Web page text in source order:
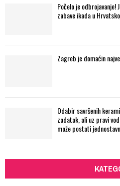
Počelo je
zabave ikada u
Zagreb je domaćin
Odabir savršenih
zadatak, ali uz pravi
može postati